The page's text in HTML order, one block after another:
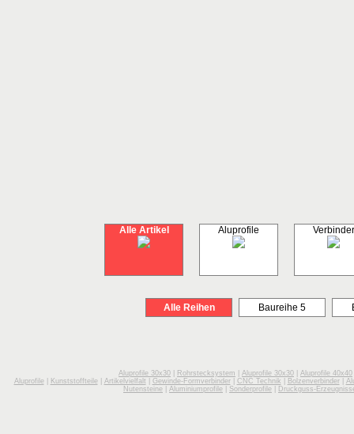
Alle Artikel Aluprofile Verbinder
Alle Reihen Baureihe 5
Aluprofile 30x30 Rohrstecksystem Aluprofile 30x30 Aluprofile 40x40
Aluprofile| Kunststoffteile| Artikelvielfalt Gewinde-Formverbinder| CNC Technik Bolzenverbinder|
Nutensteine
Aluminiumprofile Sonderprofile Druckguss-